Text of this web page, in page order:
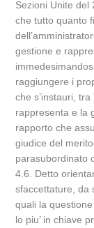
Sezioni Unite del
che tutto quanto
gestione e
raggiungere i
che s’instauri,
rappresenta e la
rapporto che
giudice del
parasubordinato o
4.6. Detto
sfaccettature, da
quali la
lo piu’ in chiave